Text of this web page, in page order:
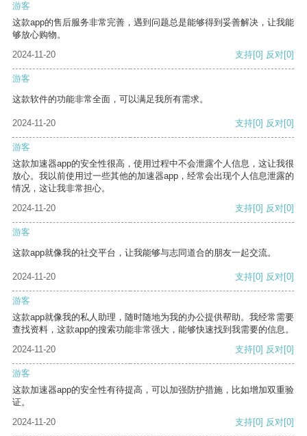
游客
这款app的售后服务非常完善，遇到问题总是能够得到妥善解决，让我能
够放心购物。
2024-11-20
支持[0] 反对[0]
游客
这款软件的功能非常全面，可以满足我所有需求。
2024-11-20 支持[0] 反对[0]
游客
这款加速器app的安全性很高，使用过程中不会泄露个人信息，这让我很
放心。我以前使用过一些其他的加速器app，经常会出现个人信息泄露的
情况，这让我非常担心。
2024-11-20
支持[0] 反对[0]
游客
这款app就像我的社交平台，让我能够与志同道合的朋友一起交流。
2024-11-20 支持[0] 反对[0]
游客
这款app就像我的私人助理，随时随地为我的办公提供帮助。我经常需要
查找资料，这款app的搜索功能非常强大，能够快速找到我需要的信息。
2024-11-20
支持[0] 反对[0]
游客
这款加速器app的安全性有待提高，可以加强防护措施，比如增加双重验
证。
2024-11-20
支持[0] 反对[0]